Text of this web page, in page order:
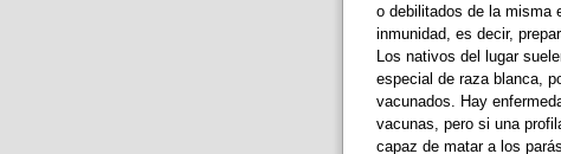
o debilitados de la misma
inmunidad, es decir,
Los nativos del lugar
especial de raza blanca,
vacunados. Hay
vacunas, pero si una
capaz de matar a los